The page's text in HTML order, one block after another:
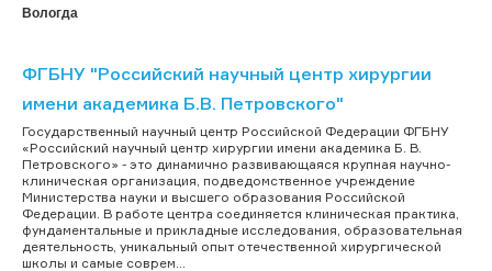
Вологда
ФГБНУ "Российский научный центр хирургии
имени академика Б.В. Петровского"
Государственный научный центр Российской Федерации ФГБНУ
«Российский научный центр хирургии имени академика Б. В.
Петровского» - это динамично развивающаяся крупная научно-
клиническая организация, подведомственное учреждение
Министерства науки и высшего образования Российской
Федерации. В работе центра соединяется клиническая практика,
фундаментальные и прикладные исследования, образовательная
деятельность, уникальный опыт отечественной хирургической
школы и самые соврем...